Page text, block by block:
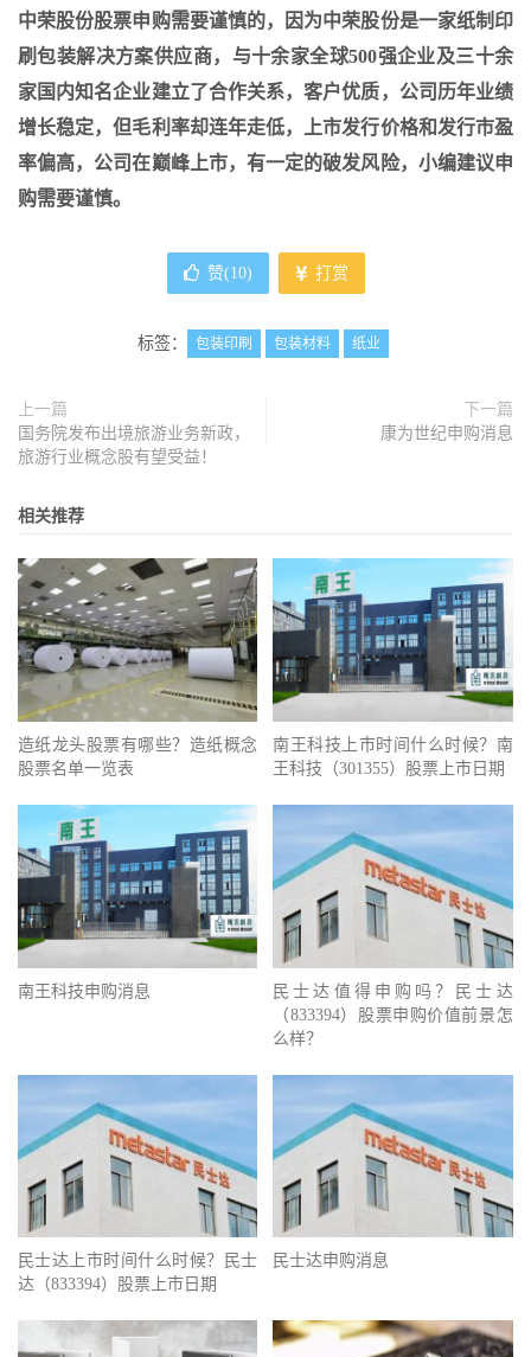
中荣股份股票申购需要谨慎的，因为中荣股份是一家纸制印
刷包装解决方案供应商，与十余家全球500强企业及三十余
家国内知名企业建立了合作关系，客户优质，公司历年业绩
增长稳定，但毛利率却连年走低，上市发行价格和发行市盈
率偏高，公司在巅峰上市，有一定的破发风险，小编建议申
购需要谨慎。
赞(10) 打赏
标签： 包装印刷 包装材料 纸业
上一篇
国务院发布出境旅游业务新政，
旅游行业概念股有望受益！
下一篇
康为世纪申购消息
相关推荐
造纸龙头股票有哪些？造纸概念
股票名单一览表
南王科技上市时间什么时候？南
王科技（301355）股票上市日期
南王科技申购消息
民士达值得申购吗？民士达
（833394）股票申购价值前景怎
么样？
民士达上市时间什么时候？民士
达（833394）股票上市日期
民士达申购消息